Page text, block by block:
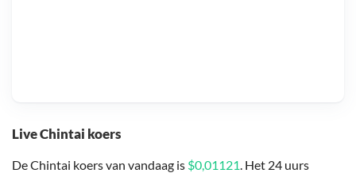
Live Chintai koers
De Chintai koers van vandaag is $0,01121. Het 24 uurs